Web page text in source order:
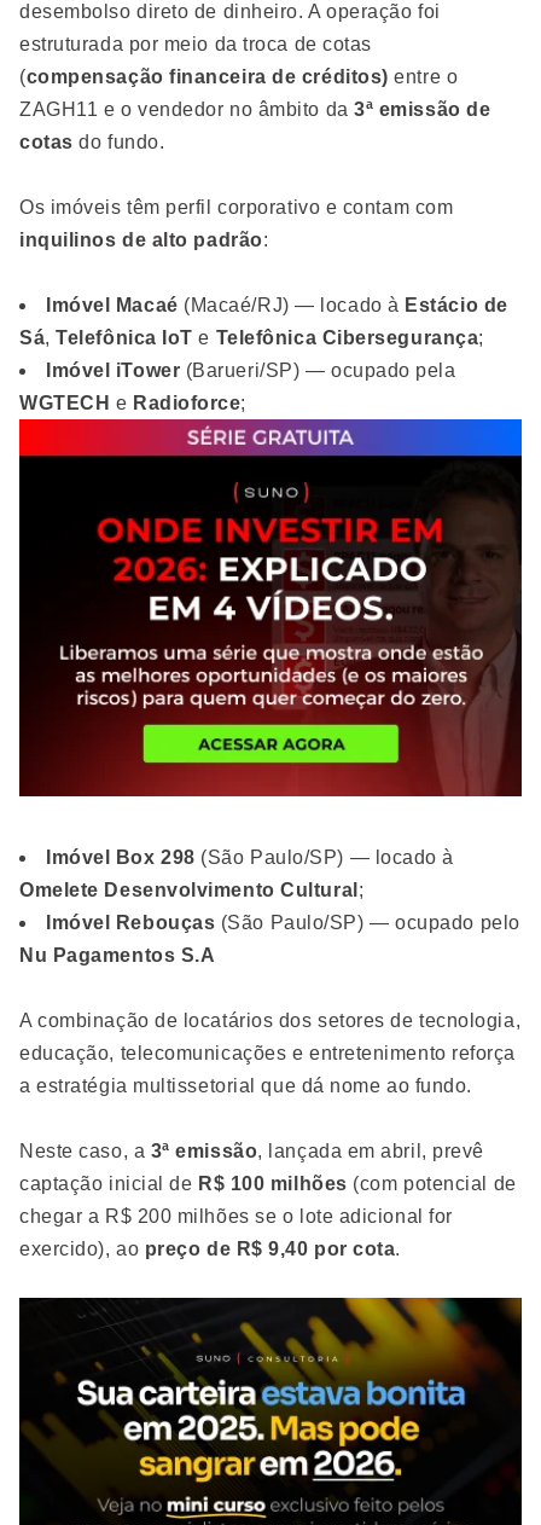
desembolso direto de dinheiro. A operação foi
estruturada por meio da troca de cotas
(compensação financeira de créditos) entre o
ZAGH11 e o vendedor no âmbito da3ª emissão de
cotas do fundo.
Os imóveis têm perfil corporativo e contam com
inquilinos de alto padrão:
Imóvel Macaé (Macaé/RJ) — locado à Estácio de
Sá,Telefônica IoT e Telefônica Cibersegurança;
Imóvel iTower (Barueri/SP) — ocupado pela
WGTECH e Radioforce;
Imóvel Box 298 (São Paulo/SP) — locado à
Omelete Desenvolvimento Cultural ;
Imóvel Rebouças (São Paulo/SP) — ocupado pelo
Nu Pagamentos S.A
A combinação de locatários dos setores de tecnologia,
educação, telecomunicações e entretenimento reforça
a estratégia multissetorial que dá nome ao fundo.
Neste caso, a 3ª emissão, lançada em abril, prevê
captação inicial de R$ 100 milhões (com potencial de
chegar a R$ 200 milhões se o lote adicional for
exercido), ao preço de R$ 9,40 por cota.